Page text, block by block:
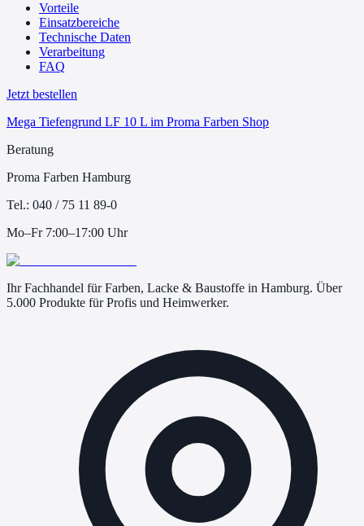
Vorteile
Einsatzbereiche
Technische Daten
Verarbeitung
FAQ
Jetzt bestellen
Mega Tiefengrund LF 10 L im Proma Farben Shop
Beratung
Proma Farben Hamburg
Tel.: 040 / 75 11 89-0
Mo–Fr 7:00–17:00 Uhr
Ihr Fachhandel für Farben, Lacke & Baustoffe in Hamburg. Über
5.000 Produkte für Profis und Heimwerker.